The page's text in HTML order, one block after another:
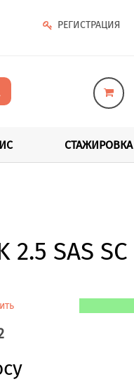
РЕГИСТРАЦИЯ
СТАЖИРОВКА
SAS SC